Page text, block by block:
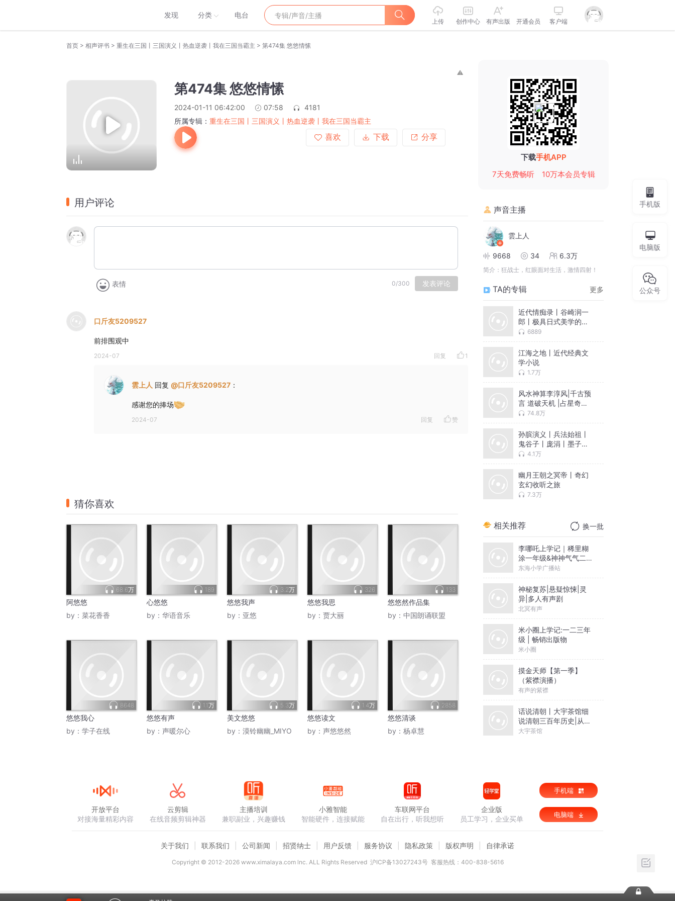
发现 分类 电台
上传 创作中心 有声出版 开通会员 客户端
首页 > 相声评书 > 重生在三国丨三国演义丨热血逆袭丨我在三国当霸主 > 第474集 悠悠情愫
第474集 悠悠情愫
2024-01-11 06:42:00 07:58
4181
所属专辑： 重生在三国丨三国演义丨热血逆袭丨我在三国当霸主
喜欢
下载 分享
用户评论
表情 0/300 发表评论
口斤友5209527
前排围观中
2024-07 回复 1
雲上人 回复 @口斤友5209527 ：
感谢您的捧场
2024-07 回复 赞
猜你喜欢
68.6万
阿悠悠
by： 菜花香香
189
心悠悠
by： 华语音乐
3.2万
悠悠我声
by： 亚悠
326
悠悠我思
by： 贾大丽
133
悠悠然作品集
by： 中国朗诵联盟
8648
悠悠我心
by： 学子在线
1.1万
悠悠有声
by： 声暖尔心
5.3万
美文悠悠
by： 漠铃幽幽_MIYO
1.4万
悠悠读文
by： 声悠悠然
2858
悠悠清谈
by： 杨卓慧
下载手机APP
7天免费畅听
10万本会员专辑
声音主播
雲上人
9668 34 6.3万
简介： 狂战士，红眼面对生活，激情四射！
TA的专辑 更多
近代情痴录丨谷崎润一
郎丨极具日式美学的官
能小说
6889
江海之地丨近代经典文
学小说
1.7万
风水神算李淳风|千古预
言 道破天机 |占星奇术
推背图烧饼歌
74.8万
孙膑演义丨兵法始祖丨
鬼谷子丨庞涓丨墨子丨
中国古代军师演义丛书
4.1万
幽月王朝之冥帝丨奇幻
玄幻收听之旅
7.3万
相关推荐 换一批
李哪吒上学记｜稀里糊
涂一年级&神神气气二年
级
东海小学广播站
神秘复苏|悬疑惊悚|灵
异|多人有声剧
北冥有声
米小圈上学记:一二三年
级 | 畅销出版物
米小圈
摸金天师【第一季】
（紫襟演播）
有声的紫襟
话说清朝丨大宇茶馆细
说清朝三百年历史|从努
尔哈赤到末代皇帝溥仪|
大宇茶馆
手机版
电脑版
公众号
开放平台
对接海量精彩内容
云剪辑
在线音频剪辑神器
主播培训
兼职副业，兴趣赚钱
小雅智能
智能硬件，连接赋能
车联网平台
自在出行，听我想听
企业版
员工学习，企业买单
手机端
电脑端
关于我们 联系我们 公司新闻 招贤纳士 用户反馈 服务协议 隐私政策 版权声明 自律承诺
Copyright © 2012-2026www.ximalaya.com lnc. ALL Rights Reserved 沪ICP备13027243号 客服热线：400-838-5616